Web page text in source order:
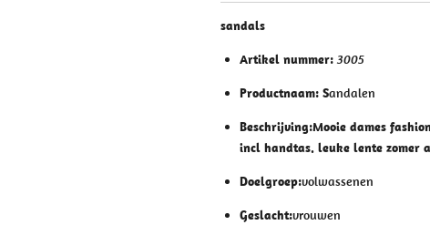
sandals
Artikel nummer:3005
Productnaam: Sandalen
Beschrijving:Mooie dames
incl handtas. leuke lente zomer
Doelgroep:volwassenen
Geslacht:vrouwen